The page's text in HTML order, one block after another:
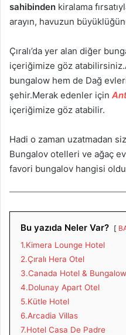
sahibinden kiralama
arayın, havuzun
Çıralı’da yer alan diğer
içeriğimize göz
bungalow hem de Dağ
şehir.Merak edenler için
içeriğimize göz atabilir.
Hadi o zaman uzatmadan
Bungalov otelleri ve ağaç
favori bungalov hangisi
Bu yazıda Neler Var?
1.Kimera Lounge Hotel
2.Çıralı Hera Otel
3.Canada Hotel &
4.Dolunay Apart Otel
5.Kütle Hotel
6.Arcadia Villas
7.Hotel Casa De Padre